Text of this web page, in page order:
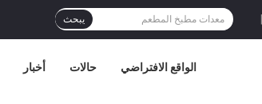
| يبحث
أخبار حالات الواقع الافتراضي